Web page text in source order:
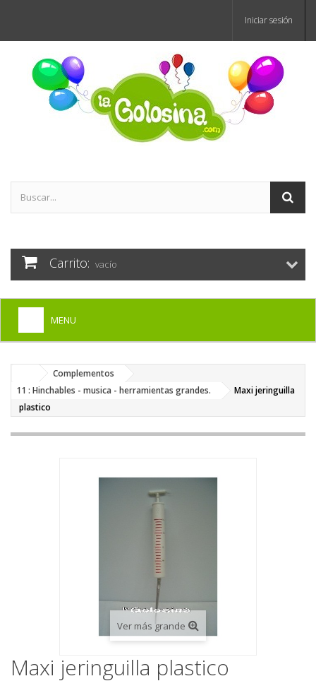
Iniciar sesión
Carrito: vacío
MENU
+
DISFRACES PARA ADULTOS
+
DISFRACES INFANTILES
+
COMPLEMENTOS
Complementos
11 : Hinchables - musica - herramientas grandes.
Maxi jeringuilla
plastico
Ver más grande
Maxi jeringuilla plastico